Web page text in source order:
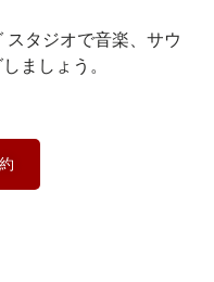
スタジオで音楽、サウ
ましょう。